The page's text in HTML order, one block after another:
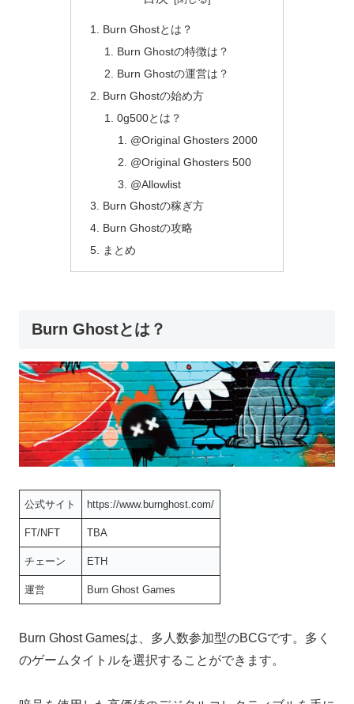
Burn Ghostとは？
Burn Ghostの特徴は？
Burn Ghostの運営は？
Burn Ghostの始め方
0g500とは？
@Original Ghosters 2000
@Original Ghosters 500
@Allowlist
Burn Ghostの稼ぎ方
Burn Ghostの攻略
まとめ
Burn Ghostとは？
公式サイト https://www.burnghost.com/
FT/NFT TBA
チェーン ETH
運営 Burn Ghost Games
Burn Ghost Gamesは、多人数参加型のBCGです。多く
のゲームタイトルを選択することができます。